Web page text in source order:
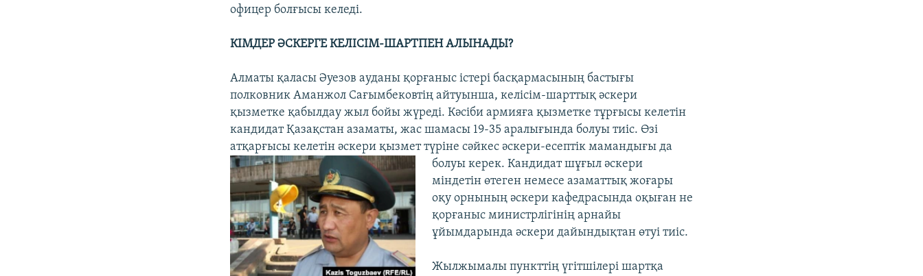
офицер болғысы келеді.
КІМДЕРӘСКЕРГЕКЕЛІСІМ-ШАРТПЕН АЛЫНАДЫ?
Алматы қаласы Әуезов ауданы қорғаныс істері басқармасының бастығы
полковник Аманжол Сағымбековтің айтуынша, келісім-шарттық әскери
қызметке қабылдау жыл бойы жүреді. Кәсіби армияға қызметке тұрғысы келетін
кандидат Қазақстан азаматы, жас шамасы 19-35 аралығында болуы тиіс. Өзі
атқарғысы келетін әскери қызмет түріне сәйкес әскери-есептік мамандығы да
болуы керек. Кандидат шұғыл әскери
міндетін өтеген немесе азаматтық жоғары
оқу орнының әскери кафедрасында оқыған не
қорғаныс министрлігінің арнайы
ұйымдарында әскери дайындықтан өтуі тиіс.
Жылжымалы пункттің үгітшілері шартқа